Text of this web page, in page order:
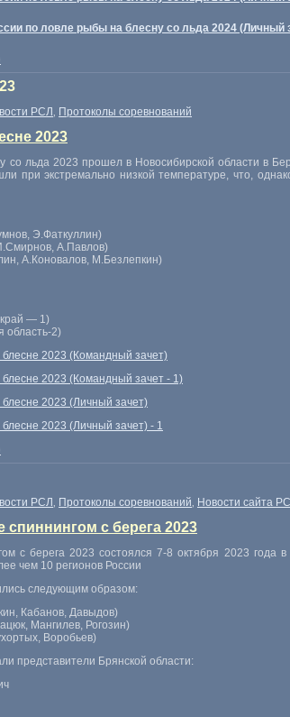
по ловле рыбы на блесну со льда 2024 (Личный
РСЛ Протоколы соревнований
2023
со льда 2023 прошел в Новосибирской области в
при экстремально низкой температуре, что,
Э.Фаткуллин)
А.Павлов)
А.Коновалов, М.Безлепкин)
— 1)
область-2)
блесне 2023 (Командный зачет)
блесне 2023 (Командный зачет - 1)
блесне 2023 (Личный зачет)
блесне 2023 (Личный зачет) - 1
РСЛ Протоколы соревнований Новости сайта
с берега 2023
с берега 2023 состоялся 7-8 октября 2023 года
чем 10 регионов России
следующим образом:
Кабанов, Давыдов)
Мангилев, Рогозин)
Воробьев)
представители Брянской области: